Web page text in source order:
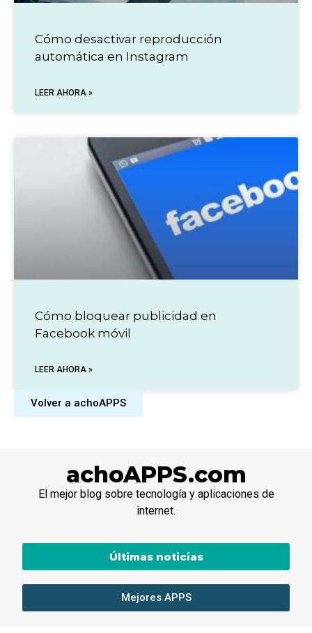
Cómo desactivar reproducción
automática en Instagram
LEER AHORA »
Cómo bloquear publicidad en
Facebook móvil
LEER AHORA »
Volver a achoAPPS
achoAPPS.com
El mejor blog sobre tecnología y aplicaciones de
internet.
Mejores APPS
Últimas noticias